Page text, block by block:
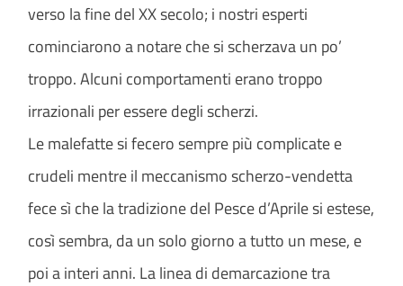
verso la fine del XX secolo; i nostri esperti
cominciarono a notare che si scherzava un po’
troppo. Alcuni comportamenti erano troppo
irrazionali per essere degli scherzi.
Le malefatte si fecero sempre più complicate e
crudeli mentre il meccanismo scherzo-vendetta
fece sì che la tradizione del Pesce d’Aprile si estese,
così sembra, da un solo giorno a tutto un mese, e
poi a interi anni. La linea di demarcazione tra